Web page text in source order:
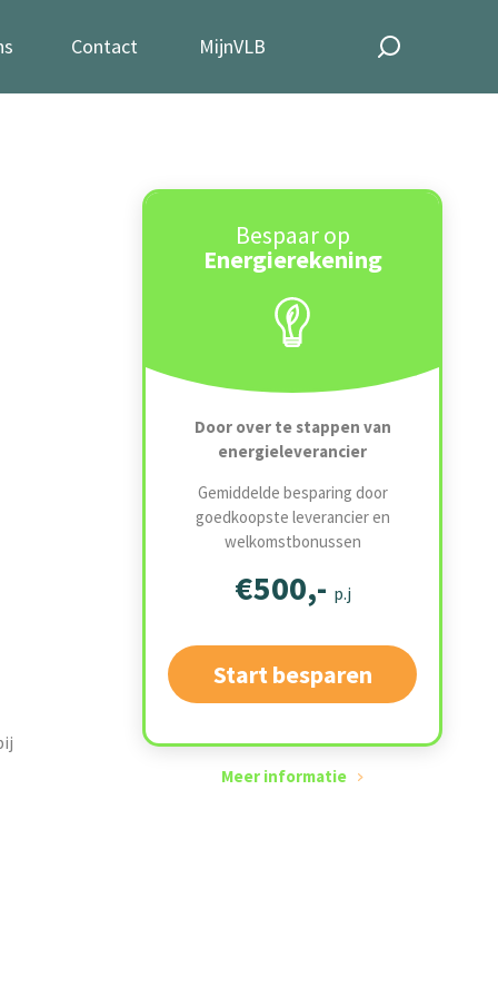
Contact MijnVLB
Bespaar op
Energierekening
Door over te stappen van
energieleverancier
Gemiddelde besparing door
goedkoopste leverancier en
welkomstbonussen
€500,- p.j
Start besparen
Meer informatie